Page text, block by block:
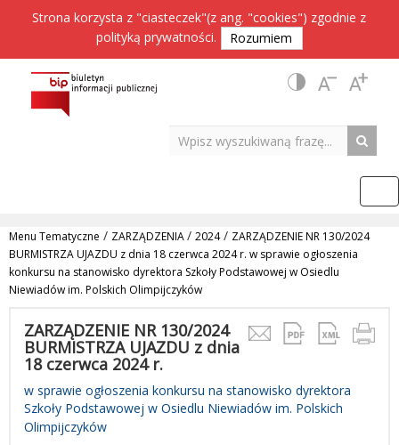
Strona korzysta z "ciasteczek"(z ang. "cookies") zgodnie z
polityką prywatności. Rozumiem
Menu Tematyczne / ZARZĄDZENIA/ 2024/ ZARZĄDZENIE NR 130/2024
BURMISTRZA UJAZDU z dnia 18 czerwca 2024 r. w sprawie ogłoszenia
konkursu na stanowisko dyrektora Szkoły Podstawowej w Osiedlu
Niewiadów im. Polskich Olimpijczyków
ZARZĄDZENIE NR 130/2024
BURMISTRZA UJAZDU z dnia
18 czerwca 2024 r.
w sprawie ogłoszenia konkursu na stanowisko dyrektora
Szkoły Podstawowej w Osiedlu Niewiadów im. Polskich
Olimpijczyków